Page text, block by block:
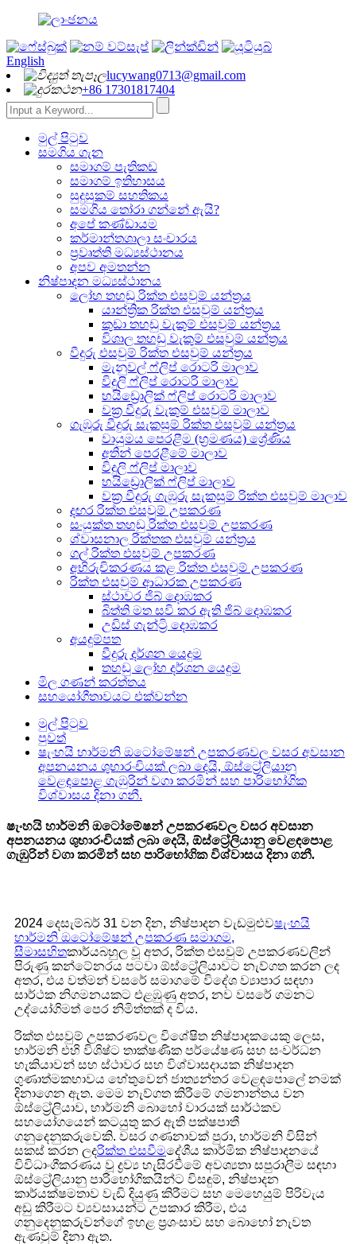
English
lucywang0713@gmail.com
+86 17301817404
මුල් පිටුව
සමගිය ගැන
සමාගම් පැතිකඩ
සමාගම් ඉතිහාසය
සුදුසුකම් සහතිකය
සමගිය තෝරා ගන්නේ ඇයි?
අපේ කණ්ඩායම
කර්මාන්තශාලා සංචාරය
ප්‍රවෘත්ති මධ්‍යස්ථානය
අපව අමතන්න
නිෂ්පාදන මධ්‍යස්ථානය
ලෝහ තහඩු රික්ත එසවුම් යන්ත්‍රය
යාන්ත්‍රික රික්ත එසවුම් යන්ත්‍රය
කුඩා තහඩු වැකුම් එසවුම් යන්ත්‍රය
විශාල තහඩු වැකුම් එසවුම් යන්ත්‍රය
වීදුරු එසවුම් රික්ත එසවුම් යන්ත්‍රය
මැනුවල් ෆ්ලිප් රොටරි මාලාව
විදුලි ෆ්ලිප් රොටරි මාලාව
හයිඩ්‍රොලික් ෆ්ලිප් රොටරි මාලාව
වක්‍ර වීදුරු වැකුම් එසවුම් මාලාව
ගැඹුරු වීදුරු සැකසුම් රික්ත එසවුම් යන්ත්‍රය
වායුමය පෙරළීම (භ්‍රමණය) ශ්‍රේණිය
අතින් පෙරළීමේ මාලාව
විදුලි ෆ්ලිප් මාලාව
හයිඩ්‍රොලික් ෆ්ලිප් මාලාව
වක්‍ර වීදුරු ගැඹුරු සැකසුම් රික්ත එසවුම් මාලාව
දඟර රික්ත එසවුම් උපකරණ
සංයුක්ත තහඩු රික්ත එසවුම් උපකරණ
ශ්වාසනාල රික්තක එසවුම් යන්ත්‍රය
ගල් රික්ත එසවුම් උපකරණ
අභිරුචිකරණය කළ රික්ත එසවුම් උපකරණ
රික්ත එසවුම් ආධාරක උපකරණ
ස්ථාවර ජිබ් දොඹකර
බිත්ති මත සවි කර ඇති ජිබ් දොඹකර
උඩිස් ගැන්ට්‍රි දොඹකර
අයදුම්පත
වීදුරු දර්ශන යෙදුම
තහඩු ලෝහ දර්ශන යෙදුම
මිල ගණන් කරත්තය
සහයෝගීතාවයට එක්වන්න
මුල් පිටුව
පුවත්
ෂැංහයි හාර්මනි ඔටෝමේෂන් උපකරණවල වසර අවසාන
අපනයනය ශුභාරංචියක් ලබා දෙයි, ඕස්ට්‍රේලියානු
වෙළඳපොළ ගැඹුරින් වගා කරමින් සහ පාරිභෝගික
විශ්වාසය දිනා ගනී.
ෂැංහයි හාර්මනි ඔටෝමේෂන් උපකරණවල වසර අවසාන
අපනයනය ශුභාරංචියක් ලබා දෙයි, ඕස්ට්‍රේලියානු වෙළඳපොළ
ගැඹුරින් වගා කරමින් සහ පාරිභෝගික විශ්වාසය දිනා ගනී.
2024 දෙසැම්බර් 31 වන දින, නිෂ්පාදන වැඩමුළුවෂැංහයි
හාර්මනි ඔටෝමේෂන් උපකරණ සමාගම,
සීමාසහිතකාර්යබහුල වූ අතර, රික්ත එසවුම් උපකරණවලින්
පිරුණු කන්ටේනරය පටවා ඕස්ට්‍රේලියාවට නැව්ගත කරන ලද
අතර, එය වත්මන් වසරේ සමාගමේ විදේශ ව්‍යාපාර සඳහා
සාර්ථක නිගමනයකට එළඹුණු අතර, නව වසරේ ගමනට
උද්යෝගිමත් පෙර නිමිත්තක් ද විය.
රික්ත එසවුම් උපකරණවල විශේෂිත නිෂ්පාදකයෙකු ලෙස,
හාර්මනි එහි විශිෂ්ට තාක්ෂණික පර්යේෂණ සහ සංවර්ධන
හැකියාවන් සහ ස්ථාවර සහ විශ්වාසදායක නිෂ්පාදන
ගුණාත්මකභාවය හේතුවෙන් ජාත්‍යන්තර වෙළඳපොලේ නමක්
දිනාගෙන ඇත. මෙම නැව්ගත කිරීමේ ගමනාන්තය වන
ඕස්ට්‍රේලියාව, හාර්මනි බොහෝ වාරයක් සාර්ථකව
සහයෝගයෙන් කටයුතු කර ඇති පක්ෂපාතී
ගනුදෙනුකරුවෙකි. වසර ගණනාවක් පුරා, හාර්මනි විසින්
සකස් කරන ලදරික්ත එසවීමදේශීය කාර්මික නිෂ්පාදනයේ
විවිධාංගීකරණය වූ ද්‍රව්‍ය හැසිරවීමේ අවශ්‍යතා සපුරාලීම සඳහා
ඕස්ට්‍රේලියානු පාරිභෝගිකයින්ට විසඳුම්, නිෂ්පාදන
කාර්යක්ෂමතාව වැඩි දියුණු කිරීමට සහ මෙහෙයුම් පිරිවැය
අඩු කිරීමට ව්‍යවසායන්ට උපකාර කිරීම, එය
ගනුදෙනුකරුවන්ගේ ඉහළ ප්‍රශංසාව සහ බොහෝ නැවත
ඇණවුම් දිනා ඇත.